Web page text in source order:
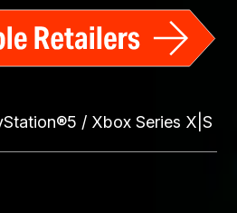
/ Xbox Series X|S